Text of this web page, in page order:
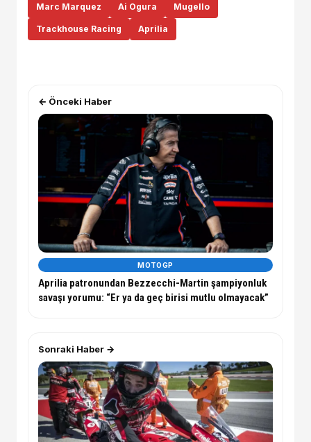
Marc Marquez Ai Ogura Mugello
Trackhouse Racing Aprilia
← Önceki Haber
MOTOGP
Aprilia patronundan Bezzecchi-Martin şampiyonluk
savaşı yorumu: “Er ya da geç birisi mutlu olmayacak”
Sonraki Haber →